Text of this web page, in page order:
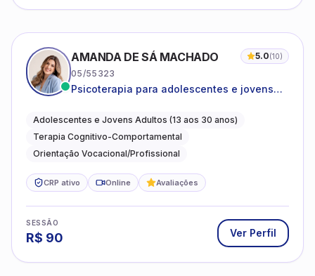
AMANDA DE SÁ MACHADO 5.0(10)
05/55323
Psicoterapia para adolescentes e jovens
autoestima, relações e orientação
profissional
Adolescentes e Jovens Adultos (13 aos 30 anos)
Terapia Cognitivo-Comportamental
Orientação Vocacional/Profissional
CRP ativo Online Avaliações
SESSÃO
R$ 90 Ver Perfil